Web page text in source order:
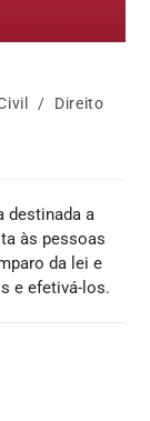
/
Direito
destinada a
às pessoas
da lei e
e efetivá-los.